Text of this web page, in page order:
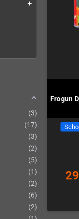
add
3
17
3
2
5
1
2
6
2
Frogun